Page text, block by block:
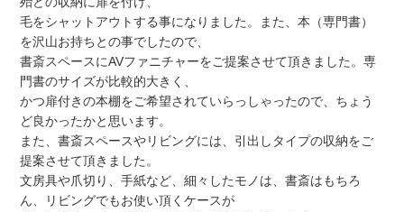
毛をシャットアウトする事になりました。また、本（専門書）
を沢山お持ちとの事でしたので、
書斎スペースにAVファニチャーをご提案させて頂きました。専
門書のサイズが比較的大きく、
かつ扉付きの本棚をご希望されていらっしゃったので、ちょう
ど良かったかと思います。
また、書斎スペースやリビングには、引出しタイプの収納をご
提案させて頂きました。
文房具や爪切り、手紙など、細々したモノは、書斎はもちろ
ん、リビングでもお使い頂くケースが